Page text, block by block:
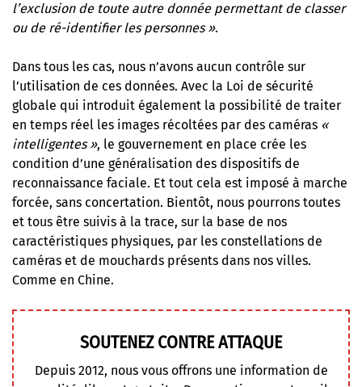
l’exclusion de toute autre donnée permettant de classer
ou de ré-identifier les personnes ».
Dans tous les cas, nous n’avons aucun contrôle sur
l’utilisation de ces données. Avec la Loi de sécurité
globale qui introduit également la possibilité de traiter
en temps réel les images récoltées par des caméras «
intelligentes », le gouvernement en place crée les
condition d’une généralisation des dispositifs de
reconnaissance faciale. Et tout cela est imposé à marche
forcée, sans concertation. Bientôt, nous pourrons toutes
et tous être suivis à la trace, sur la base de nos
caractéristiques physiques, par les constellations de
caméras et de mouchards présents dans nos villes.
Comme en Chine.
SOUTENEZ CONTRE ATTAQUE
Depuis 2012, nous vous offrons une information de